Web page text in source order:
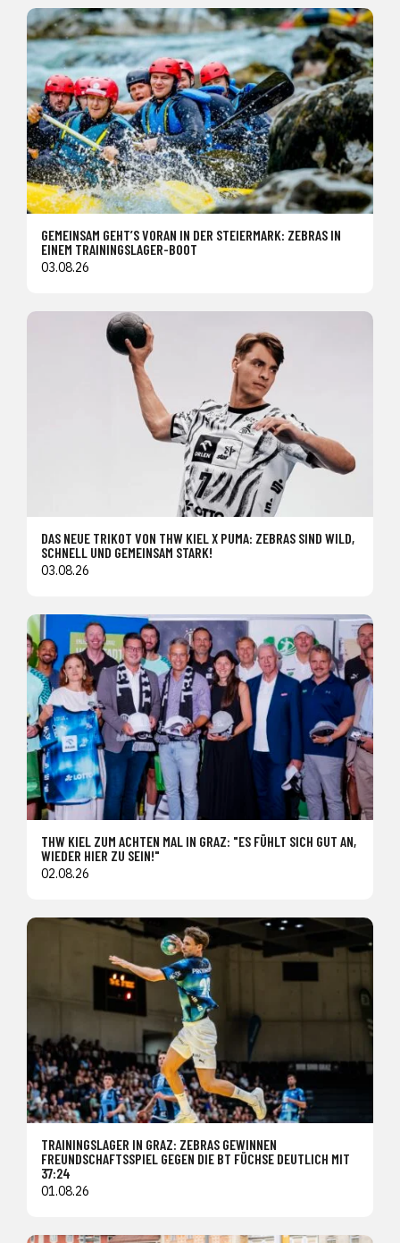
GEMEINSAM GEHT’S VORAN IN DER STEIERMARK: ZEBRAS IN
EINEM TRAININGSLAGER-BOOT
03.08.26
DAS NEUE TRIKOT VON THW KIEL X PUMA: ZEBRAS SIND WILD,
SCHNELL UND GEMEINSAM STARK!
03.08.26
THW KIEL ZUM ACHTEN MAL IN GRAZ: "ES FÜHLT SICH GUT AN,
WIEDER HIER ZU SEIN!"
02.08.26
TRAININGSLAGER IN GRAZ: ZEBRAS GEWINNEN
FREUNDSCHAFTSSPIEL GEGEN DIE BT FÜCHSE DEUTLICH MIT
37:24
01.08.26